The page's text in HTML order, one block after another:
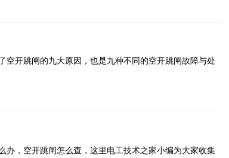
空开跳闸的九大原因，也是九种不同的空开跳闸故障与处
办，空开跳闸怎么查，这里电工技术之家小编为大家收集